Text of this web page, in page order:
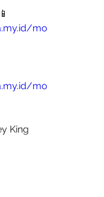
mo
mo
King